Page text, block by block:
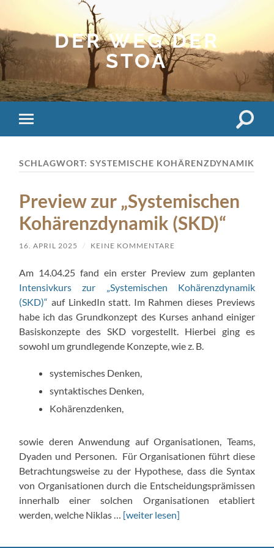
DER WEG DER
STOA
Mobile-
Menü
SCHLAGWORT:SYSTEMISCHE KOHÄRENZDYNAMIK
Preview zur „Systemischen
Kohärenzdynamik (SKD)“
16. APRIL 2025 / KEINE KOMMENTARE
Am 14.04.25 fand ein erster Preview zum geplanten
Intensivkurs zur „Systemischen Kohärenzdynamik
(SKD)“ auf LinkedIn statt. Im Rahmen dieses Previews
habe ich das Grundkonzept des Kurses anhand einiger
Basiskonzepte des SKD vorgestellt. Hierbei ging es
sowohl um grundlegende Konzepte, wie z. B.
systemisches Denken,
syntaktisches Denken,
Kohärenzdenken,
sowie deren Anwendung auf Organisationen, Teams,
Dyaden und Personen. Für Organisationen führt diese
Betrachtungsweise zu der Hypothese, dass die Syntax
von Organisationen durch die Entscheidungsprämissen
innerhalb einer solchen Organisationen etabliert
werden, welche Niklas … [weiter lesen]